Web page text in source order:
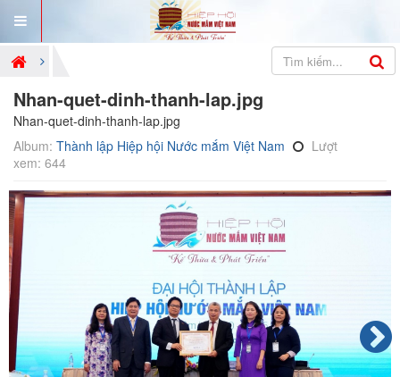
Nhan-quet-dinh-thanh-lap.jpg
Nhan-quet-dinh-thanh-lap.jpg
Album: Thành lập Hiệp hội Nước mắm Việt Nam
Lượt
xem: 644